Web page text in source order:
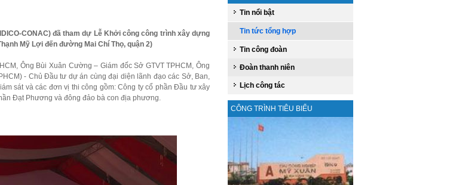
CONAC) đã tham dự Lễ Khởi công công trình xây dựng
Mỹ Lợi đến đường Mai Chí Thọ, quận 2)
Ông Bùi Xuân Cường – Giám đốc Sở GTVT TPHCM, Ông
- Chủ Đầu tư dự án cùng đại diện lãnh đạo các Sở, Ban,
sát và các đơn vị thi công gồm: Công ty cổ phần Đầu tư xây
Đạt Phương và đông đảo bà con địa phương.
Tin nổi bật
Tin tức tổng hợp
Tin công đoàn
Đoàn thanh niên
Lịch công tác
CÔNG TRÌNH TIÊU BIỂU